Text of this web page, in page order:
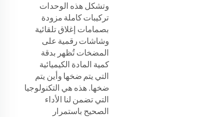
وتشكل هذه الوحدات
تركيبات كاملة مزودة
بصمامات إغلاق تلقائية
وشاشات رقمية على
المضخات تُظهر بدقة
كمية المادة الكيميائية
التي يتم ضخها وأين يتم
ضخها. هذه هي التكنولوجيا
التي تضمن لنا الأداء
الصحيح باستمرار